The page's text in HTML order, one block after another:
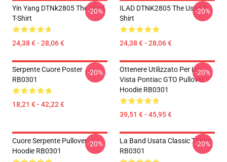
Yin Yang DTNk2805 The Used
T-Shirt
24,38 € - 28,06 €
-20%
ILAD DTNK2805 The Used T-
Shirt
24,38 € - 28,06 €
-20%
Serpente Cuore Poster
RB0301
18,21 € - 42,22 €
-20%
Ottenere Utilizzato Per La
Vista Pontiac GTO Pullover
Hoodie RB0301
39,51 € - 45,95 €
-20%
Cuore Serpente Pullover
Hoodie RB0301
-20%
La Band Usata Classic TShirt
RB0301
-20%